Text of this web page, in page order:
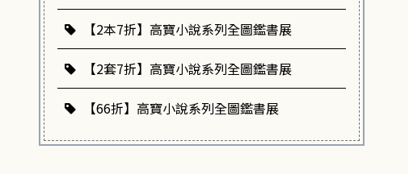
【2本7折】高寶小說系列全圖鑑書展
【2套7折】高寶小說系列全圖鑑書展
【66折】高寶小說系列全圖鑑書展